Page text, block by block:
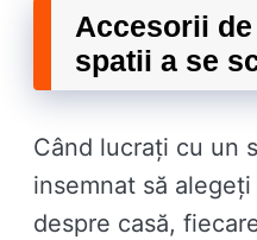
Accesorii
spatii a se
Când lucrați cu un
insemnat să
despre casă,